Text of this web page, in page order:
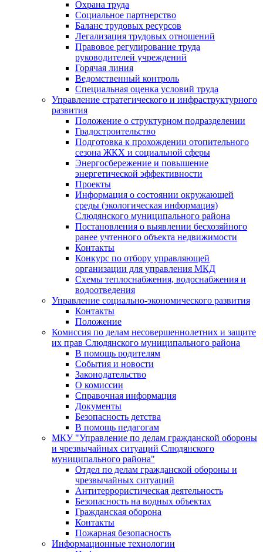
Охрана труда
Социальное партнерство
Баланс трудовых ресурсов
Легализация трудовых отношений
Правовое регулирование труда
руководителей учреждений
Горячая линия
Ведомственный контроль
Специальная оценка условий труда
Управление стратегического и инфраструктурного
развития
Положение о структурном подразделении
Градостроительство
Подготовка к прохождении отопительного
сезона ЖКХ и социальной сферы
Энергосбережение и повышение
энергетической эффективности
Проекты
Информация о состоянии окружающей
среды (экологическая информация)
Слюдянского муниципального района
Постановления о выявлении бесхозяйного
ранее учтенного объекта недвижимости
Контакты
Конкурс по отбору управляющей
организации для управления МКД
Схемы теплоснабжения, водоснабжения и
водоотведения
Управление социально-экономического развития
Контакты
Положение
Комиссия по делам несовершеннолетних и защите
их прав Слюдянского муниципального района
В помощь родителям
События и новости
Законодательство
О комиссии
Справочная информация
Документы
Безопасность детства
В помощь педагогам
МКУ "Управление по делам гражданской обороны
и чрезвычайных ситуаций Слюдянского
муниципального района"
Отдел по делам гражданской обороны и
чрезвычайных ситуаций
Антитеррористическая деятельность
Безопасность на водных объектах
Гражданская оборона
Контакты
Пожарная безопасность
Информационные технологии